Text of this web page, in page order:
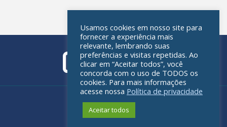
Política de privacidade
Usamos cookies em nosso site para
fornecer a experiência mais
relevante, lembrando suas
preferências e visitas repetidas. Ao
clicar em “Aceitar todos”, você
concorda com o uso de TODOS os
cookies. Para mais informações
acesse nossa Política de privacidade
Aceitar todos